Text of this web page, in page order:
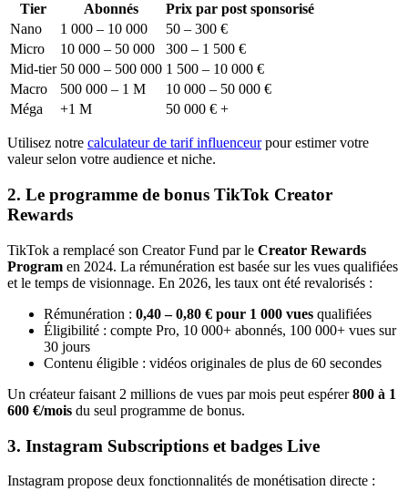
Tier Abonnés
Prix par post sponsorisé
Nano
1 000 – 10 000
50 – 300 €
Micro
10 000 – 50 000
300 – 1 500 €
Mid-tier 50 000 – 500 000 1 500 – 10 000 €
Macro
500 000 – 1 M
10 000 – 50 000 €
Méga
+1 M 50 000 € +
Utilisez notre calculateur de tarif influenceurpour estimer votre
valeur selon votre audience et niche.
2. Le programme de bonus TikTok Creator
Rewards
TikTok a remplacé son Creator Fund par le Creator Rewards
Program en 2024. La rémunération est basée sur les vues qualifiées
et le temps de visionnage. En 2026, les taux ont été revalorisés :
Rémunération : 0,40 – 0,80 € pour 1 000 vues qualifiées
Éligibilité : compte Pro, 10 000+ abonnés, 100 000+ vues sur
30 jours
Contenu éligible : vidéos originales de plus de 60 secondes
Un créateur faisant 2 millions de vues par mois peut espérer800 à 1
600 €/mois du seul programme de bonus.
3. Instagram Subscriptions et badges Live
Instagram propose deux fonctionnalités de monétisation directe :